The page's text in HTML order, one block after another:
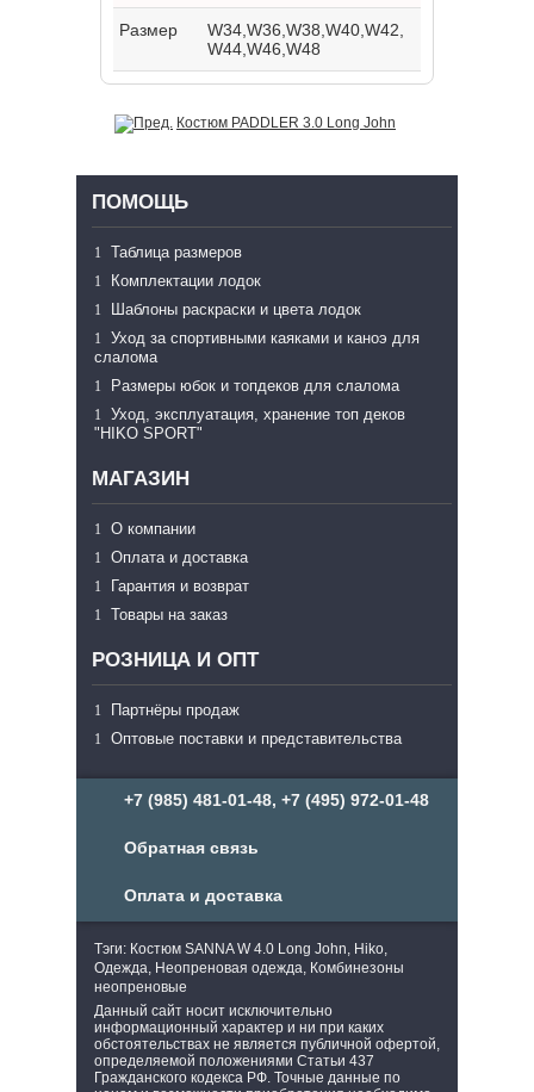
Размер
W34,W36,W38,W40,W42,
W44,W46,W48
Костюм PADDLER 3.0 Long John
ПОМОЩЬ
Таблица размеров
Комплектации лодок
Шаблоны раскраски и цвета лодок
Уход за спортивными каяками и каноэ для
слалома
Размеры юбок и топдеков для слалома
Уход, эксплуатация, хранение топ деков
"HIKO SPORT"
МАГАЗИН
О компании
Оплата и доставка
Гарантия и возврат
Товары на заказ
РОЗНИЦА И ОПТ
Партнёры продаж
Оптовые поставки и представительства
+7 (985) 481-01-48, +7 (495) 972-01-48
Обратная связь
Оплата и доставка
Тэги: Костюм SANNA W 4.0 Long John, Hiko,
Одежда, Неопреновая одежда, Комбинезоны
неопреновые
Данный сайт носит исключительно
информационный характер и ни при каких
обстоятельствах не является публичной офертой,
определяемой положениями Статьи 437
Гражданского кодекса РФ. Точные данные по